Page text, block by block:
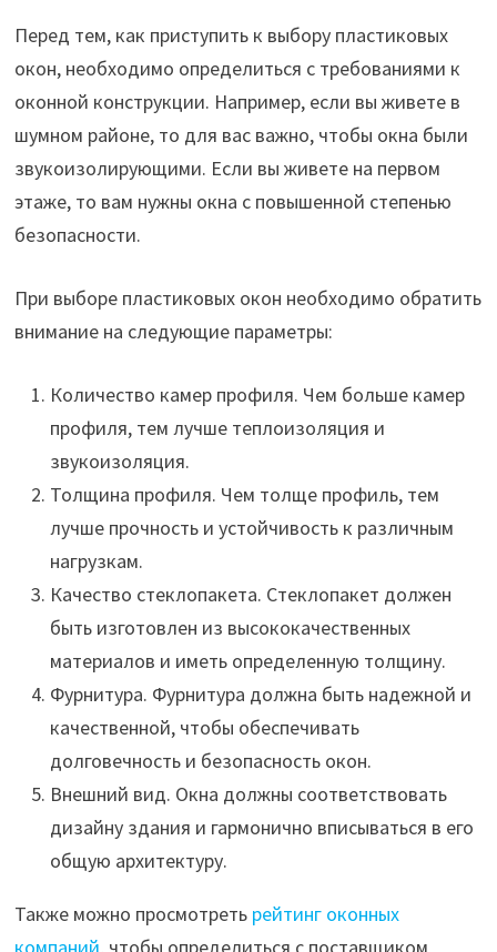
Перед тем, как приступить к выбору пластиковых
окон, необходимо определиться с требованиями к
оконной конструкции. Например, если вы живете в
шумном районе, то для вас важно, чтобы окна были
звукоизолирующими. Если вы живете на первом
этаже, то вам нужны окна с повышенной степенью
безопасности.
При выборе пластиковых окон необходимо обратить
внимание на следующие параметры:
Количество камер профиля. Чем больше камер
профиля, тем лучше теплоизоляция и
звукоизоляция.
Толщина профиля. Чем толще профиль, тем
лучше прочность и устойчивость к различным
нагрузкам.
Качество стеклопакета. Стеклопакет должен
быть изготовлен из высококачественных
материалов и иметь определенную толщину.
Фурнитура. Фурнитура должна быть надежной и
качественной, чтобы обеспечивать
долговечность и безопасность окон.
Внешний вид. Окна должны соответствовать
дизайну здания и гармонично вписываться в его
общую архитектуру.
Также можно просмотреть рейтинг оконных